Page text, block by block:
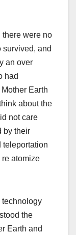
there were no
and
an over
had
Earth
about the
not care
by their
teleportation
atomize
technology
the
Earth and